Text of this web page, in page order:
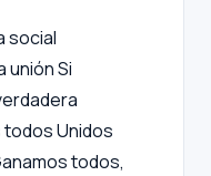
social
uniónSi
todosUnidos
todos,